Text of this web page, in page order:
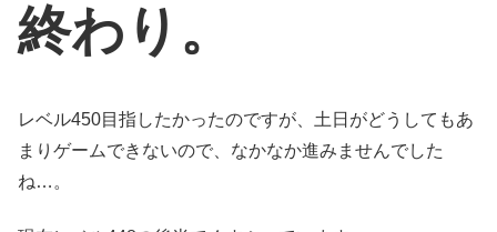
終わり。
レベル450目指したかったのですが、土日がどうしてもあ
まりゲームできないので、なかなか進みませんでした
ね…。